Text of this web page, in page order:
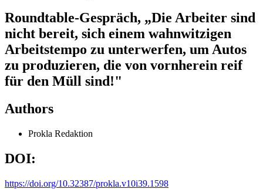
Roundtable-Gespräch, „Die Arbeiter sind
nicht bereit, sich einem wahnwitzigen
Arbeitstempo zu unterwerfen, um Autos
zu produzieren, die von vornherein reif
für den Müll sind!"
Authors
Prokla Redaktion
DOI:
https://doi.org/10.32387/prokla.v10i39.1598